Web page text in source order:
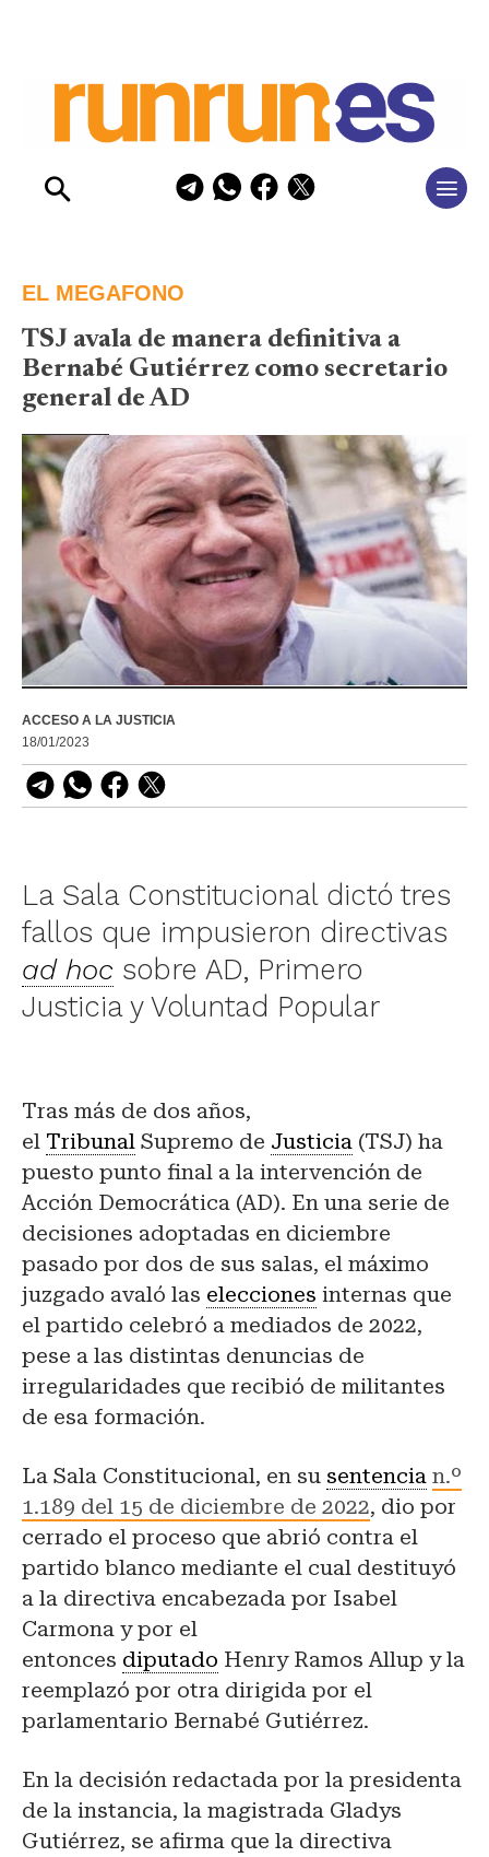
EL MEGAFONO
TSJ avala de manera definitiva a
Bernabé Gutiérrez como secretario
general de AD
ACCESO A LA JUSTICIA
18/01/2023
La Sala Constitucional dictó tres
fallos que impusieron directivas
ad hoc sobre AD, Primero
Justicia y Voluntad Popular
Tras más de dos años,
el Tribunal Supremo de Justicia (TSJ) ha
puesto punto final a la intervención de
Acción Democrática (AD). En una serie de
decisiones adoptadas en diciembre
pasado por dos de sus salas, el máximo
juzgado avaló las elecciones internas que
el partido celebró a mediados de 2022,
pese a las distintas denuncias de
irregularidades que recibió de militantes
de esa formación.
La Sala Constitucional, en su sentencia n.º
1.189 del 15 de diciembre de 2022, dio por
cerrado el proceso que abrió contra el
partido blanco mediante el cual destituyó
a la directiva encabezada por Isabel
Carmona y por el
entonces diputado Henry Ramos Allup y la
reemplazó por otra dirigida por el
parlamentario Bernabé Gutiérrez.
En la decisión redactada por la presidenta
de la instancia, la magistrada Gladys
Gutiérrez, se afirma que la directiva